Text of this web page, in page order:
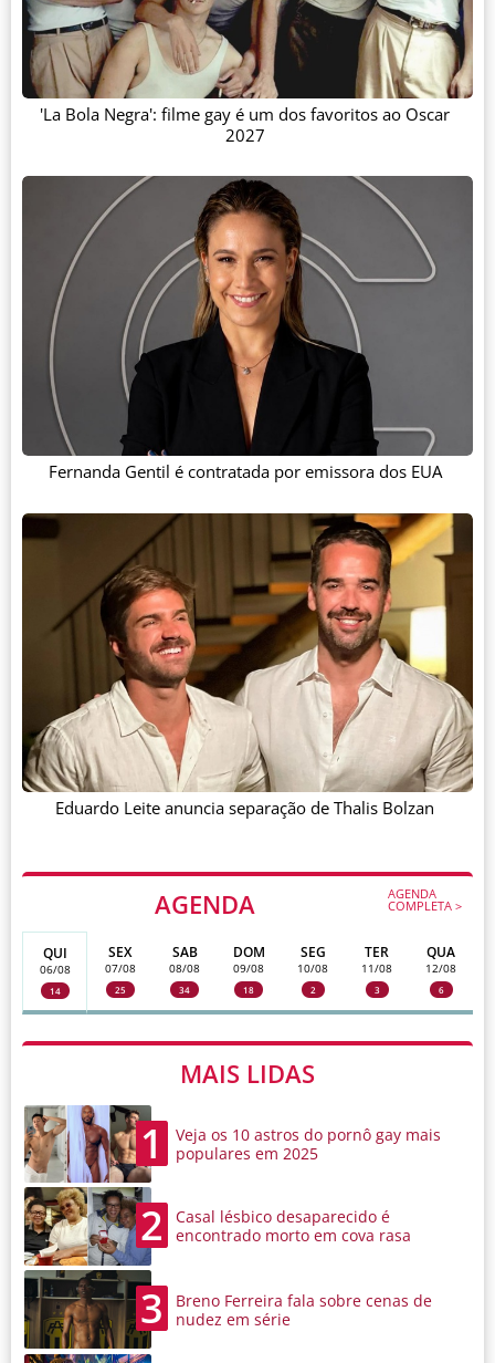
AGENDA AGENDA
COMPLETA >
QUI
06/08
14
SEX
07/08
25
SAB
08/08
34
DOM
09/08
18
SEG
10/08
2
TER
11/08
3
QUA
12/08
6
MAIS LIDAS
1
Veja os 10 astros do pornô gay mais
populares em 2025
2
Casal lésbico desaparecido é
encontrado morto em cova rasa
3
Breno Ferreira fala sobre cenas de
nudez em série
'La Bola Negra': filme gay é um dos favoritos ao Oscar
2027
Fernanda Gentil é contratada por emissora dos EUA
Eduardo Leite anuncia separação de Thalis Bolzan